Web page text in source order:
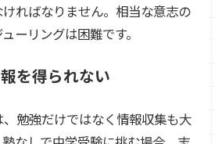
ればなりません。相当な意志の
ーリングは困難です。
を得られない
勉強だけではなく情報収集も大